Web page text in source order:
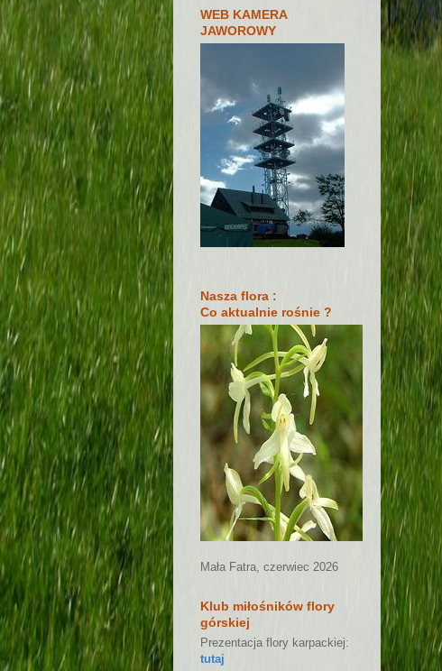
WEB KAMERA
JAWOROWY
Nasza flora :
Co aktualnie rośnie ?
Mała Fatra, czerwiec 2026
Klub miłośników flory
górskiej
Prezentacja flory karpackiej:
tutaj